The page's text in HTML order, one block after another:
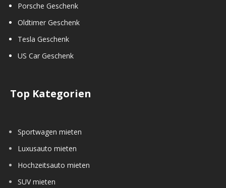
Porsche Geschenk
Oldtimer Geschenk
Tesla Geschenk
US Car Geschenk
Top Kategorien
Sportwagen mieten
Luxusauto mieten
Hochzeitsauto mieten
SUV mieten